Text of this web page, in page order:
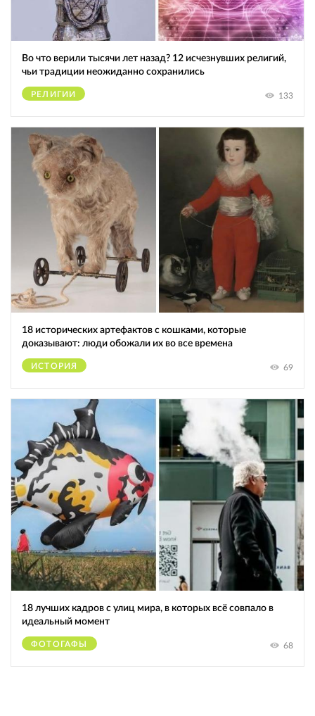
Во что верили тысячи лет назад? 12 исчезнувших религий,
чьи традиции неожиданно сохранились
РЕЛИГИИ 133
18 исторических артефактов с кошками, которые
доказывают: люди обожали их во все времена
ИСТОРИЯ 69
18 лучших кадров с улиц мира, в которых всё совпало в
идеальный момент
ФОТОГАФЫ 68